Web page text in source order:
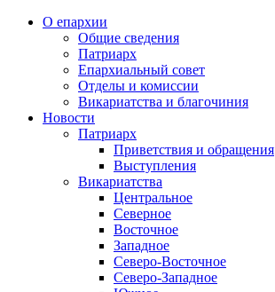
О епархии
Общие сведения
Патриарх
Епархиальный совет
Отделы и комиссии
Викариатства и благочиния
Новости
Патриарх
Приветствия и обращения
Выступления
Викариатства
Центральное
Северное
Восточное
Западное
Северо-Восточное
Северо-Западное